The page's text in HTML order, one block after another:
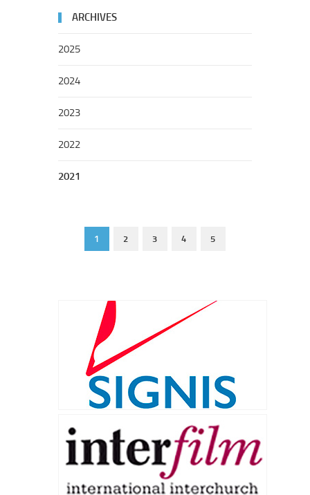
ARCHIVES
2025
2024
2023
2022
2021
1 2 3 4 5